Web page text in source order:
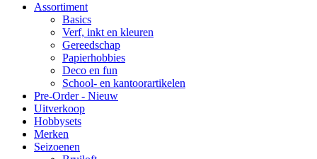
Assortiment
Basics
Verf, inkt en kleuren
Gereedschap
Papierhobbies
Deco en fun
School- en kantoorartikelen
Pre-Order - Nieuw
Uitverkoop
Hobbysets
Merken
Seizoenen